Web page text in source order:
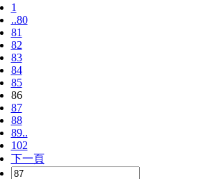
1
..80
81
82
83
84
85
86
87
88
89..
102
下一頁